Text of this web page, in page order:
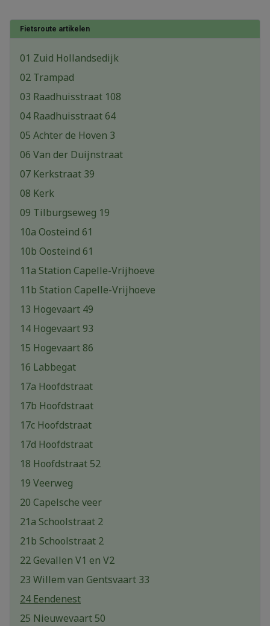
Fietsroute artikelen
01 Zuid Hollandsedijk
02 Trampad
03 Raadhuisstraat 108
04 Raadhuisstraat 64
05 Achter de Hoven 3
06 Van der Duijnstraat
07 Kerkstraat 39
08 Kerk
09 Tilburgseweg 19
10a Oosteind 61
10b Oosteind 61
11a Station Capelle-Vrijhoeve
11b Station Capelle-Vrijhoeve
13 Hogevaart 49
14 Hogevaart 93
15 Hogevaart 86
16 Labbegat
17a Hoofdstraat
17b Hoofdstraat
17c Hoofdstraat
17d Hoofdstraat
18 Hoofdstraat 52
19 Veerweg
20 Capelsche veer
21a Schoolstraat 2
21b Schoolstraat 2
22 Gevallen V1 en V2
23 Willem van Gentsvaart 33
24 Eendenest
25 Nieuwevaart 50